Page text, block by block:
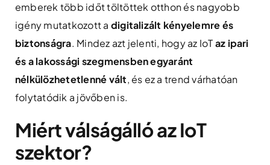
emberek több időt töltöttek otthon és nagyobb
igény mutatkozott a digitalizált kényelemre és
biztonságra. Mindez azt jelenti, hogy az IoTaz ipari
és a lakossági szegmensben egyaránt
nélkülözhetetlenné vált, és ez a trend várhatóan
folytatódik a jövőben is.
Miért válságálló az IoT
szektor?